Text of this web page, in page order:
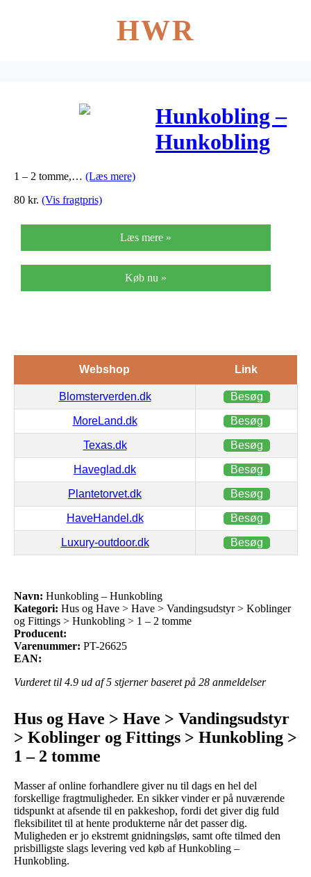
HWR
Hunkobling –
Hunkobling
1 – 2 tomme,… (Læs mere)
80 kr. (Vis fragtpris)
Læs mere »
Køb nu »
Webshop Link
Blomsterverden.dk Besøg
MoreLand.dk Besøg
Texas.dk Besøg
Haveglad.dk Besøg
Plantetorvet.dk Besøg
HaveHandel.dk Besøg
Luxury-outdoor.dk Besøg
Navn: Hunkobling – Hunkobling
Kategori: Hus og Have > Have > Vandingsudstyr > Koblinger
og Fittings > Hunkobling > 1 – 2 tomme
Producent:
Varenummer: PT-26625
EAN:
Vurderet til 4.9 ud af 5 stjerner baseret på 28 anmeldelser
Hus og Have > Have > Vandingsudstyr
> Koblinger og Fittings > Hunkobling >
1 – 2 tomme
Masser af online forhandlere giver nu til dags en hel del
forskellige fragtmuligheder. En sikker vinder er på nuværende
tidspunkt at afsende til en pakkeshop, fordi det giver dig fuld
fleksibilitet til at hente produkterne når det passer dig.
Muligheden er jo ekstremt gnidningsløs, samt ofte tilmed den
prisbilligste slags levering ved køb af Hunkobling –
Hunkobling.